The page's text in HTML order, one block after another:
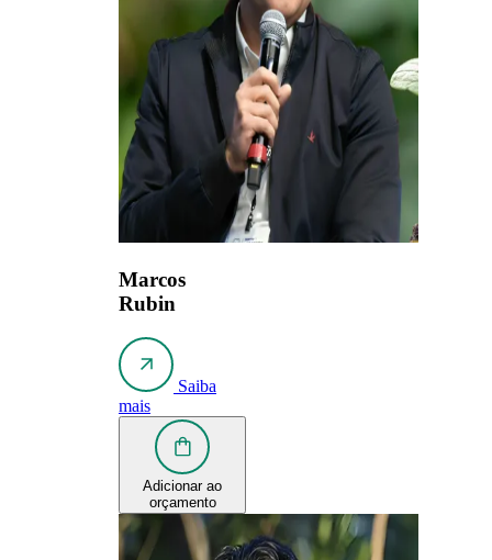
Marcos
Rubin
Saiba
mais
Adicionar ao
orçamento